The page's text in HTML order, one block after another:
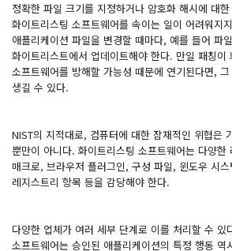
정확한 파일 크기를 지정하거나 암호화 해시에 대
화이트리스팅 소프트웨어를 속이는 일이 어려워지
애플리케이션 파일을 변경할 때마다, 예를 들어 파
화이트리스트에서 업데이트해야 한다. 만일 패칭이
소프트웨어를 방해할 가능성 때문에 연기된다면,
생길 수 있다.
NIST의 지적대로, 컴퓨터에 대한 잠재적인 위협은
뿐만이 아니다. 화이트리스팅 소프트웨어는 다양한
매크로, 브라우저 플러그인, 구성 파일, 윈도우 시
레지스트리 항목 등을 감당해야 한다.
다양한 업체가 여러 세부 단계로 이를 처리할 수 있
소프트웨어는 승인된 애플리케이션의 특정 행동 역